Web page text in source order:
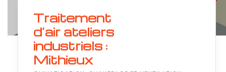
Traitement
d’air ateliers
industriels :
Mithieux